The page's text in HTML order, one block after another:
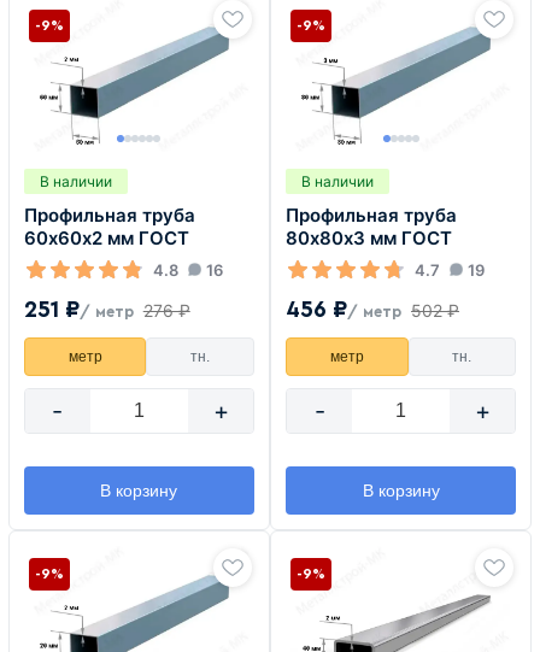
В наличии
Профильная труба
60х60х2 мм ГОСТ
4.8 16
251 ₽/ метр 276 ₽
-9%
метр тн.
- +
В корзину
В наличии
Профильная труба
80х80х3 мм ГОСТ
4.7 19
456 ₽/ метр 502 ₽
-9%
метр тн.
- +
В корзину
-9% -9%